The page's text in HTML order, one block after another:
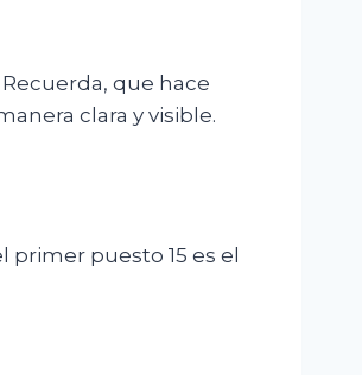
que hace
clara y visible.
puesto 15 es el